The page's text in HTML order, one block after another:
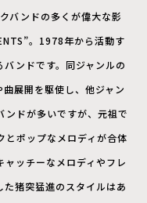
バンドの多くが偉大な影
。1978年から活動す
ンドです。同ジャンルの
展開を駆使し、他ジャン
ンドが多いですが、元祖で
とポップなメロディが合体
ッチーなメロディやフレ
猪突猛進のスタイルはあ